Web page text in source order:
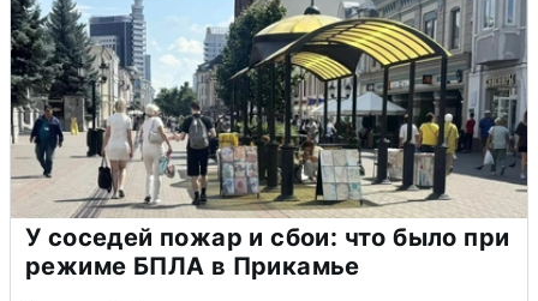
У соседей пожар и сбои: что было при
режиме БПЛА в Прикамье